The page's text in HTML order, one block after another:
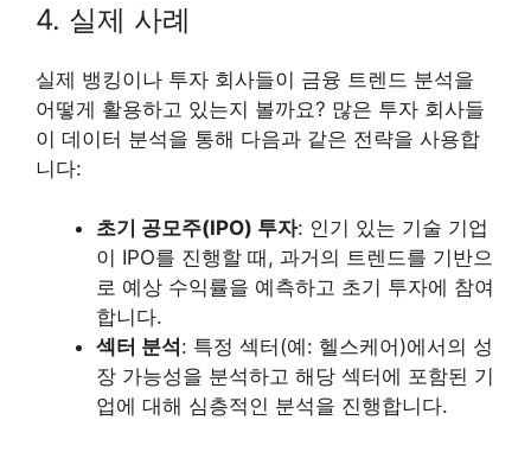
4. 실제 사례
실제 뱅킹이나 투자 회사들이 금융 트렌드 분석을
어떻게 활용하고 있는지 볼까요? 많은 투자 회사들
이 데이터 분석을 통해 다음과 같은 전략을 사용합
니다:
초기 공모주(IPO) 투자: 인기 있는 기술 기업
이 IPO를 진행할 때, 과거의 트렌드를 기반으
로 예상 수익률을 예측하고 초기 투자에 참여
합니다.
섹터 분석 : 특정 섹터(예: 헬스케어)에서의 성
장 가능성을 분석하고 해당 섹터에 포함된 기
업에 대해 심층적인 분석을 진행합니다.